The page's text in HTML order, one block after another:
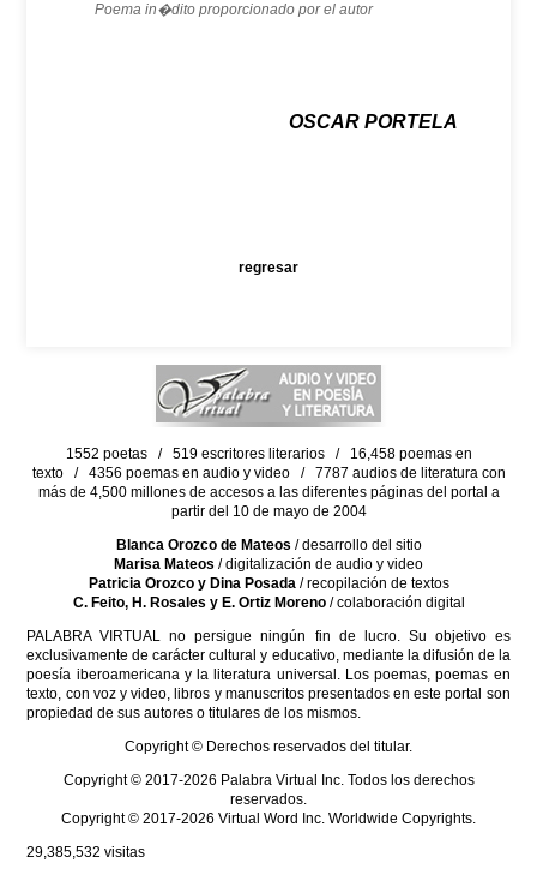
Poema in�dito proporcionado por el autor
OSCAR PORTELA
regresar
1552 poetas / 519 escritores literarios / 16,458 poemas en
texto / 4356 poemas en audio y video / 7787 audios de literatura con
más de 4,500 millones de accesos a las diferentes páginas del portal a
partir del 10 de mayo de 2004
Blanca Orozco de Mateos / desarrollo del sitio
Marisa Mateos / digitalización de audio y video
Patricia Orozco y Dina Posada/ recopilación de textos
C. Feito, H. Rosales y E. Ortiz Moreno/ colaboración digital
PALABRA VIRTUAL no persigue ningún fin de lucro. Su objetivo es
exclusivamente de carácter cultural y educativo, mediante la difusión de la
poesía iberoamericana y la literatura universal. Los poemas, poemas en
texto, con voz y video, libros y manuscritos presentados en este portal son
propiedad de sus autores o titulares de los mismos.
Copyright © Derechos reservados del titular.
Copyright © 2017-2026 Palabra Virtual Inc. Todos los derechos
reservados.
Copyright © 2017-2026 Virtual Word Inc. Worldwide Copyrights.
29,385,532 visitas